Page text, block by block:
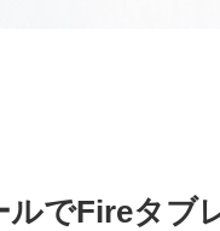
でFireタブ